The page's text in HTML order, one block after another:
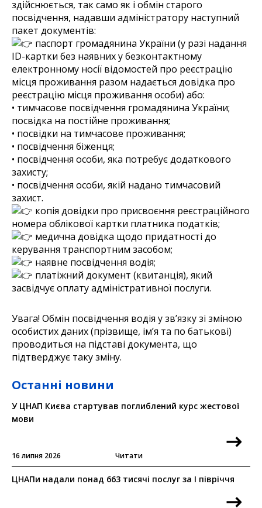
здійснюється, так само як і обмін старого
посвідчення, надавши адміністратору наступний
пакет документів:
паспорт громадянина України (у разі надання
ID-картки без наявних у безконтактному
електронному носії відомостей про реєстрацію
місця проживання разом надається довідка про
реєстрацію місця проживання особи) або:
• тимчасове посвідчення громадянина України;
посвідка на постійне проживання;
• посвідки на тимчасове проживання;
• посвідчення біженця;
• посвідчення особи, яка потребує додаткового
захисту;
• посвідчення особи, якій надано тимчасовий
захист.
копія довідки про присвоєння реєстраційного
номера облікової картки платника податків;
медична довідка щодо придатності до
керування транспортним засобом;
наявне посвідчення водія;
платіжний документ (квитанція), який
засвідчує оплату адміністративної послуги.
Увага! Обмін посвідчення водія у зв’язку зі зміною
особистих даних (прізвище, ім’я та по батькові)
проводиться на підставі документа, що
підтверджує таку зміну.
Останні новини
У ЦНАП Києва стартував поглиблений курс жестової
мови
16 липня 2026 Читати
ЦНАПи надали понад 663 тисячі послуг за I півріччя